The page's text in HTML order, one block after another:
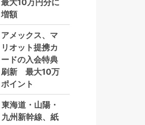
最大10万円分に
増額
アメックス、マ
リオット提携カ
ードの入会特典
刷新 最大10万
ポイント
東海道・山陽・
九州新幹線、紙